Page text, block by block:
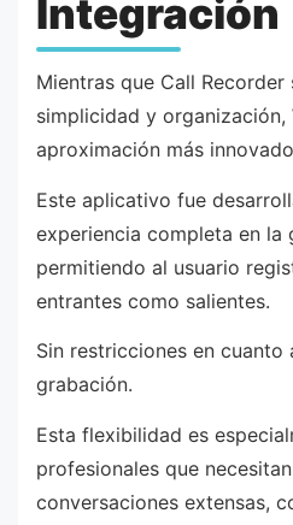
Integración
Mientras que Call
simplicidad y organización,
aproximación más
Este aplicativo fue
experiencia completa en la
permitiendo al usuario
entrantes como salientes.
Sin restricciones en cuanto
grabación.
Esta flexibilidad es
profesionales que
conversaciones extensas,